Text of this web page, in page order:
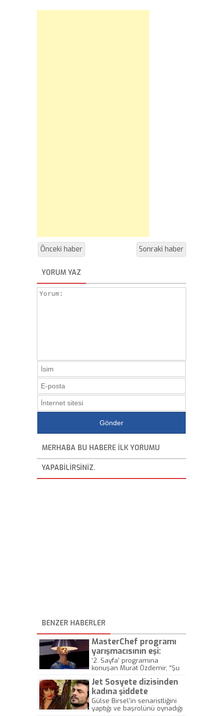
Önceki haber Sonraki haber
YORUM YAZ
MERHABA BU HABERE ILK YORUMU
YAPABILIRSINIZ.
BENZER HABERLER
MasterChef programı
yarışmacısının eşi:
‘Sinirlendiği zaman
değişiyor’
‘2. Sayfa’ programına
konuşan Murat Özdemir, “Şu
onunla yemek yiyeceğiz”
Jet Sosyete dizisinden
kadına şiddete
gönderme
Gülse Birsel'in senaristliğini
yaptığı ve başrolünü oynadığı